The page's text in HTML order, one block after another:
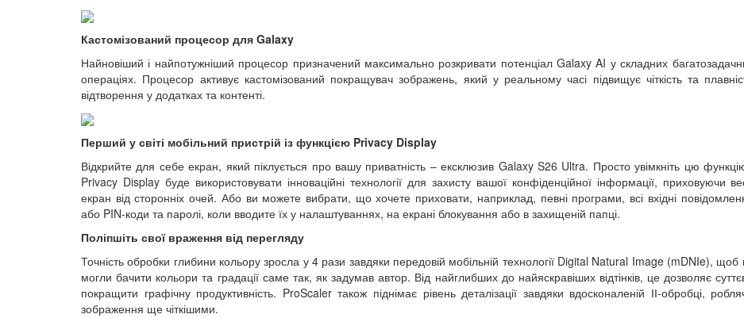
Кастомізований процесор для Galaxy
Найновіший і найпотужніший процесор призначений максимально розкривати потенціал Galaxy AI у складних
операціях. Процесор активує кастомізований покращувач зображень, який у реальному часі підвищує чіткість та
відтворення у додатках та контенті.
Перший у світі мобільний пристрій із функцією Privacy Display
Відкрийте для себе екран, який піклується про вашу приватність – ексклюзив Galaxy S26 Ultra. Просто увімкніть цю
Privacy Display буде використовувати інноваційні технології для захисту вашої конфіденційної інформації, приховуючи
екран від сторонніх очей. Або ви можете вибрати, що хочете приховати, наприклад, певні програми, всі вхідні
або PIN-коди та паролі, коли вводите їх у налаштуваннях, на екрані блокування або в захищеній папці.
Поліпшіть свої враження від перегляду
Точність обробки глибини кольору зросла у 4 рази завдяки передовій мобільній технології Digital Natural Image (mDNIe), щоб
могли бачити кольори та градації саме так, як задумав автор. Від найглибших до найяскравіших відтінків, це дозволяє
покращити графічну продуктивність. ProScaler також піднімає рівень деталізації завдяки вдосконаленій ІІ-обробці,
зображення ще чіткішими.